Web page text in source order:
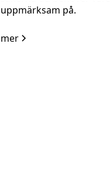
uppmärksam på.
mer